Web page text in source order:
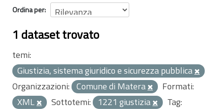
Ordina per
1 dataset trovato
temi:
Giustizia, sistema giuridico e sicurezza pubblica
Organizzazioni: Comune di Matera
Formati:
XML
Sottotemi: 1221 giustizia
Tag: